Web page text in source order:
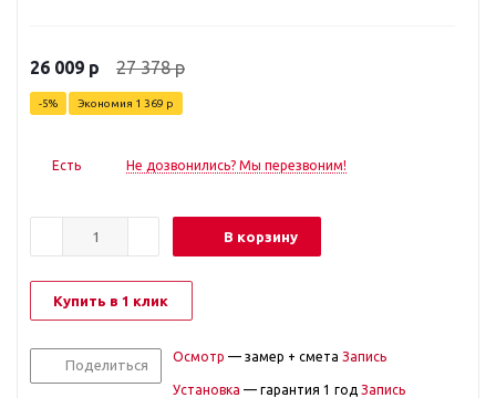
26 009 р 27 378р
-5% Экономия 1 369 р
Есть Не дозвонились? Мы перезвоним!
В корзину
Купить в 1 клик
Поделиться
Осмотр — замер + смета Запись
Установка — гарантия 1 год Запись